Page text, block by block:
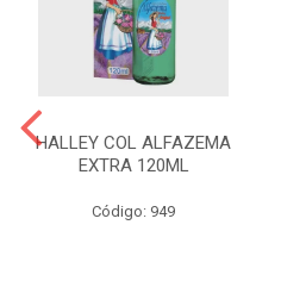
HALLEY COL ALFAZEMA
EXTRA 120ML
Código: 949